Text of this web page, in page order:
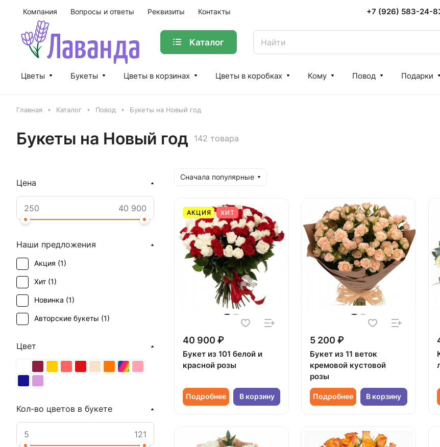
Компания Вопросы и ответы Реквизиты Контакты +7 (926) 583-24-
Каталог
Цветы Букеты Цветы в корзинах Цветы в коробках Кому Повод Подарки
Главная Каталог Повод Букеты на Новый год
Букеты на Новый год 142 товара
Сначала популярные
АКЦИЯ ХИТ
40 900 ₽
Букет из 101 белой и
красной розы
Подробнее В корзину
5 200 ₽
Букет из 11 веток
кремовой кустовой
розы
Подробнее В корзину
Цена
Наши предложения
Акция (1)
Хит (1)
Новинка (1)
Авторские букеты (1)
Цвет
Кол-во цветов в букете